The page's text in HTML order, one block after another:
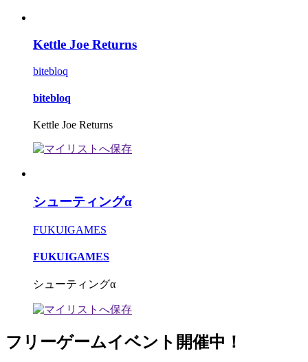
Kettle Joe Returns
bitebloq
bitebloq
Kettle Joe Returns
シューティングα
FUKUIGAMES
FUKUIGAMES
シューティングα
フリーゲームイベント開催中！